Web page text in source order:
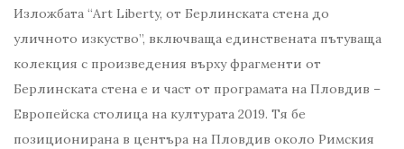
Изложбата “Art Liberty, от Берлинската стена до
уличното изкуство”, включваща единствената пътуваща
колекция с произведения върху фрагменти от
Берлинската стена е и част от програмата на Пловдив –
Европейска столица на културата 2019. Тя бе
позиционирана в центъра на Пловдив около Римския